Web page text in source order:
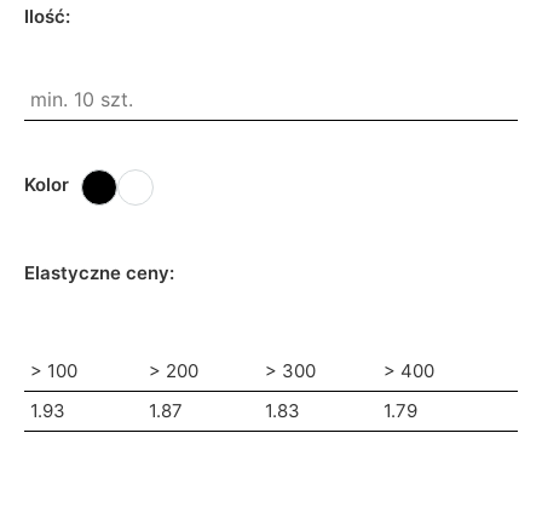
Ilość:
Kolor
Elastyczne ceny:
> 100 > 200 > 300
> 400
1.93
1.87 1.83 1.79